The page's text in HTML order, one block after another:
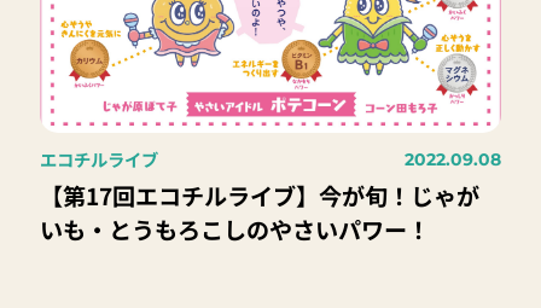
エコチルライブ 2022.09.08
【第17回エコチルライブ】今が旬！じゃが
いも・とうもろこしのやさいパワー！